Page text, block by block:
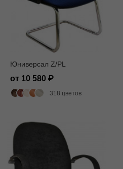
Юниверсал Z/PL
от 10 580
318 цветов